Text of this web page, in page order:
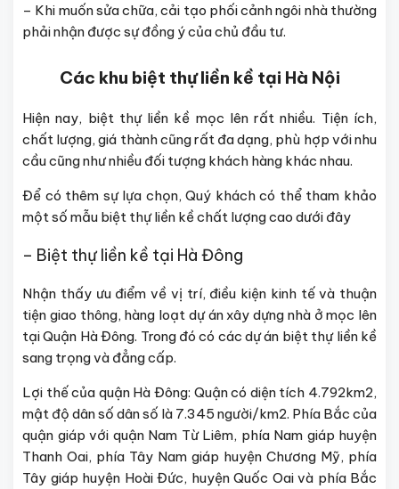
– Khi muốn sửa chữa, cải tạo phối cảnh ngôi nhà thường
phải nhận được sự đồng ý của chủ đầu tư.
Các khu biệt thự liền kề tại Hà Nội
Hiện nay, biệt thự liền kề mọc lên rất nhiều. Tiện ích,
chất lượng, giá thành cũng rất đa dạng, phù hợp với nhu
cầu cũng như nhiều đối tượng khách hàng khác nhau.
Để có thêm sự lựa chọn, Quý khách có thể tham khảo
một số mẫu biệt thự liền kề chất lượng cao dưới đây
– Biệt thự liền kề tại Hà Đông
Nhận thấy ưu điểm về vị trí, điều kiện kinh tế và thuận
tiện giao thông, hàng loạt dự án xây dựng nhà ở mọc lên
tại Quận Hà Đông. Trong đó có các dự án biệt thự liền kề
sang trọng và đẳng cấp.
Lợi thế của quận Hà Đông: Quận có diện tích 4.792km2,
mật độ dân số dân số là 7.345 người/km2. Phía Bắc của
quận giáp với quận Nam Từ Liêm, phía Nam giáp huyện
Thanh Oai, phía Tây Nam giáp huyện Chương Mỹ, phía
Tây giáp huyện Hoài Đức, huyện Quốc Oai và phía Bắc